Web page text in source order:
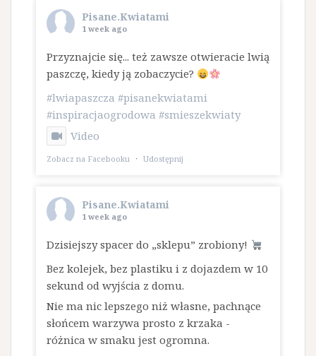
Pisane.Kwiatami
1 week ago
Przyznajcie się... też zawsze otwieracie lwią
paszczę, kiedy ją zobaczycie?
#lwiapaszcza #pisanekwiatami
#inspiracjaogrodowa #smieszekwiaty
Video
Zobacz na Facebooku · Udostępnij
Pisane.Kwiatami
1 week ago
Dzisiejszy spacer do „sklepu” zrobiony!
Bez kolejek, bez plastiku i z dojazdem w 10
sekund od wyjścia z domu.
​Nie ma nic lepszego niż własne, pachnące
słońcem warzywa prosto z krzaka -
różnica w smaku jest ogromna.